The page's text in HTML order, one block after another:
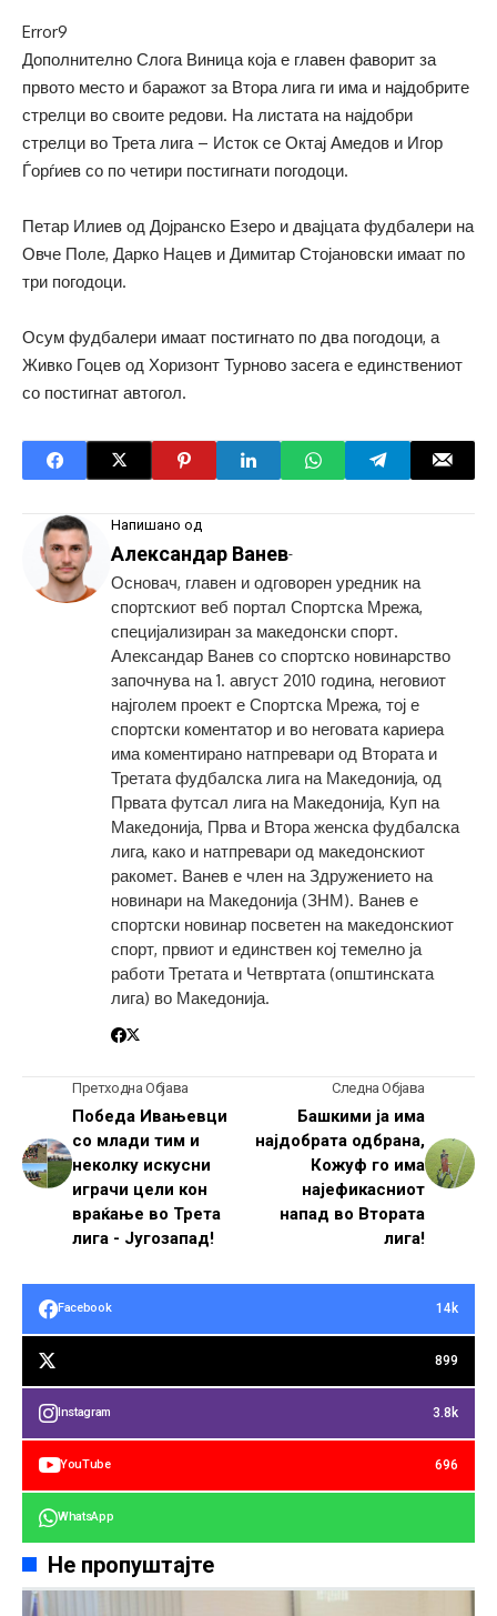
Error9
Дополнително Слога Виница која е главен фаворит за
првото место и баражот за Втора лига ги има и најдобрите
стрелци во своите редови. На листата на најдобри
стрелци во Трета лига – Исток се Октај Амедов и Игор
Ѓорѓиев со по четири постигнати погодоци.
Петар Илиев од Дојранско Езеро и двајцата фудбалери на
Овче Поле, Дарко Нацев и Димитар Стојановски имаат по
три погодоци.
Осум фудбалери имаат постигнато по два погодоци, а
Живко Гоцев од Хоризонт Турново засега е единствениот
со постигнат автогол.
Напишано од
Александар Ванев-
Основач, главен и одговорен уредник на
спортскиот веб портал Спортска Мрежа,
специјализиран за македонски спорт.
Александар Ванев со спортско новинарство
започнува на 1. август 2010 година, неговиот
најголем проект е Спортска Мрежа, тој е
спортски коментатор и во неговата кариера
има коментирано натпревари од Втората и
Третата фудбалска лига на Македонија, од
Првата футсал лига на Македонија, Куп на
Македонија, Прва и Втора женска фудбалска
лига, како и натпревари од македонскиот
ракомет. Ванев е член на Здружението на
новинари на Македонија (ЗНМ). Ванев е
спортски новинар посветен на македонскиот
спорт, првиот и единствен кој темелно ја
работи Третата и Четвртата (општинската
лига) во Македонија.
Претходна Објава
Победа Ивањевци
со млади тим и
неколку искусни
играчи цели кон
враќање во Трета
лига - Југозапад!
Следна Објава
Башкими ја има
најдобрата одбрана,
Кожуф го има
најефикасниот
напад во Втората
лига!
Facebook 14k
899
Instagram 3.8k
YouTube 696
WhatsApp
Не пропуштајте